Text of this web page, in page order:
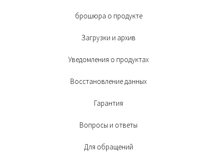
брошюра о продукте
Загрузки и архив
Уведомления о продуктах
Восстановление данных
Гарантия
Вопросы и ответы
Для обращений